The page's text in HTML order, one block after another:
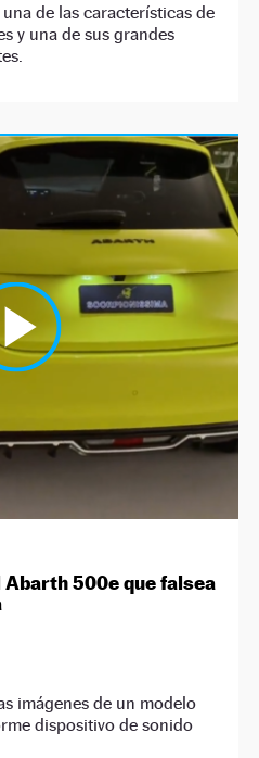
de las características de
y una de sus grandes
Abarth 500e que falsea
imágenes de un modelo
dispositivo de sonido